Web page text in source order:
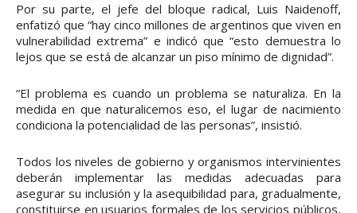
Por su parte, el jefe del bloque radical, Luis Naidenoff,
enfatizó que “hay cinco millones de argentinos que viven en
vulnerabilidad extrema” e indicó que “esto demuestra lo
lejos que se está de alcanzar un piso mínimo de dignidad”.
“El problema es cuando un problema se naturaliza. En la
medida en que naturalicemos eso, el lugar de nacimiento
condiciona la potencialidad de las personas”, insistió.
Todos los niveles de gobierno y organismos intervinientes
deberán implementar las medidas adecuadas para
asegurar su inclusión y la asequibilidad para, gradualmente,
constituirse en usuarios formales de los servicios públicos,